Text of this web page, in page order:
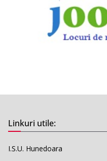
Linkuri utile:
I.S.U. Hunedoara